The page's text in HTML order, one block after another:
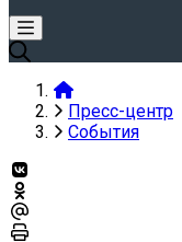
Пресс-центр
События